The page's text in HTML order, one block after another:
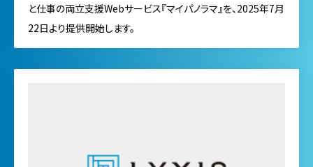
と仕事の両立支援Webサービス『マイパノラマ』を、2025年7月
22日より提供開始します。